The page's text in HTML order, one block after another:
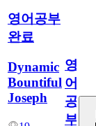
영어공부
완료
Dynamic
Bountiful
Joseph
영
어
공
부